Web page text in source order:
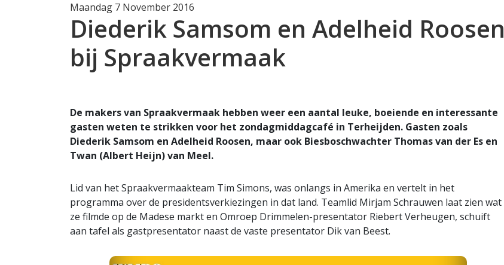
Maandag 7 November 2016
Diederik Samsom en Adelheid Roosen
bij Spraakvermaak
De makers van Spraakvermaak hebben weer een aantal leuke, boeiende en interessante
gasten weten te strikken voor het zondagmiddagcafé in Terheijden. Gasten zoals
Diederik Samsom en Adelheid Roosen, maar ook Biesboschwachter Thomas van der Es en
Twan (Albert Heijn) van Meel.
Lid van het Spraakvermaakteam Tim Simons, was onlangs in Amerika en vertelt in het
programma over de presidentsverkiezingen in dat land. Teamlid Mirjam Schrauwen laat zien wat
ze filmde op de Madese markt en Omroep Drimmelen-presentator Riebert Verheugen, schuift
aan tafel als gastpresentator naast de vaste presentator Dik van Beest.